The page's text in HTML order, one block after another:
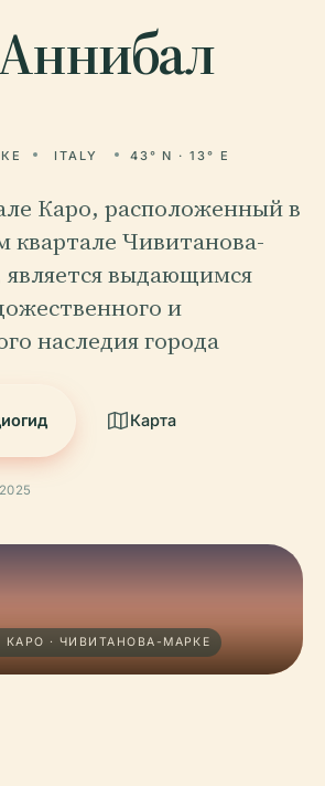
ITALY 43° N · 13° E
Каро, расположенный в
квартале Чивитанова-
выдающимся
и
наследия города
Карта
КАРО · ЧИВИТАНОВА-МАРКЕ